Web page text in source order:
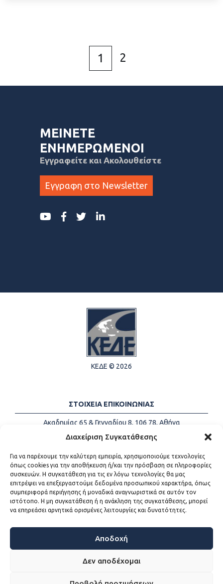
Διαχείριση Συγκατάθεσης
Για να παρέχουμε την καλύτερη εμπειρία, χρησιμοποιούμε τεχνολογίες
όπως cookies για την αποθήκευση ή/και την πρόσβαση σε πληροφορίες
συσκευών. Η συγκατάθεση για τις εν λόγω τεχνολογίες θα μας
επιτρέψει να επεξεργαστούμε δεδομένα προσωπικού χαρακτήρα, όπως
συμπεριφορά περιήγησης ή μοναδικά αναγνωριστικά σε αυτόν τον
ιστότοπο. Η μη συγκατάθεση ή η ανάκληση της συγκατάθεσης, μπορεί
να επηρεάσει αρνητικά ορισμένες λειτουργίες και δυνατότητες.
Αποδοχή
Δεν αποδέχομαι
1 2
ΜΕΙΝΕΤΕ
ΕΝΗΜΕΡΩΜΕΝΟΙ
Εγγραφείτε και Ακολουθείστε
Εγγραφη στο Newsletter
ΚΕΔΕ © 2026
ΣΤΟΙΧΕΙΑ ΕΠΙΚΟΙΝΩΝΙΑΣ
Ακαδημίας 65 & Γενναδίου 8, 106 78, Αθήνα
Τηλέφωνα:
+30 213-2147500
Email:
info@kede.gr
ΧΡΗΣΙΜΟΙ ΣΥΝΔΕΣΜΟΙ
Η ΚΕΔΕ
Sitemap
Προσβασιμότητα
Όροι χρήσης